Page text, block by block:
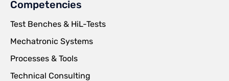
Competencies
Test Benches & HiL-Tests
Mechatronic Systems
Processes & Tools
Technical Consulting